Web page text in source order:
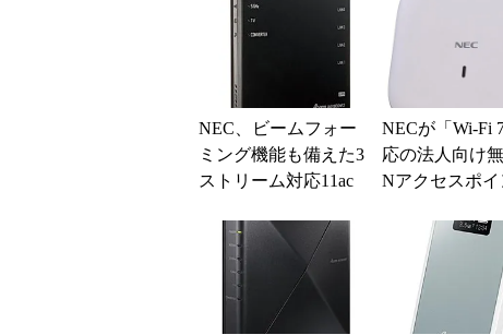
NEC、ビームフォー
ミング機能も備えた3
ストリーム対応11ac
NECが「Wi-Fi
応の法人向け
Nアクセスポイ
い6GHz帯で通...